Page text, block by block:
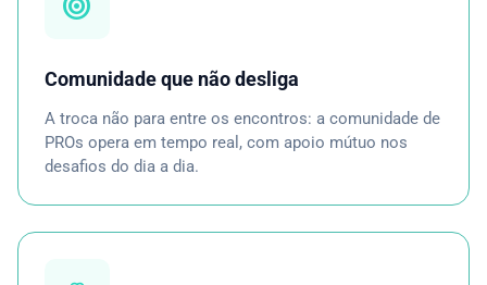
Comunidade que não desliga
A troca não para entre os encontros: a comunidade de
PROs opera em tempo real, com apoio mútuo nos
desafios do dia a dia.